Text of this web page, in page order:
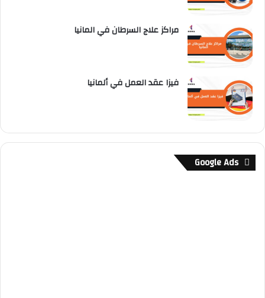
مراكز علاج السرطان في المانيا
فيزا عقد العمل في ألمانيا
Google Ads